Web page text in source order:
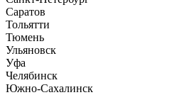
Саратов
Тольятти
Тюмень
Ульяновск
Уфа
Челябинск
Южно-Сахалинск